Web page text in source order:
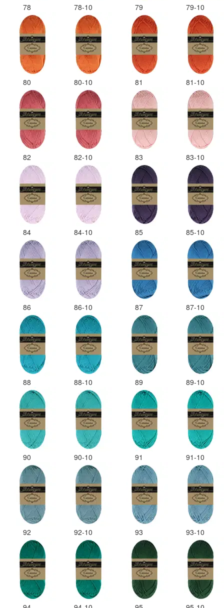
78 78-10 79 79-10
80 80-10 81 81-10
82 82-10 83 83-10
84 84-10 85 85-10
86 86-10 87 87-10
88 88-10 89 89-10
90 90-10 91 91-10
92 92-10 93 93-10